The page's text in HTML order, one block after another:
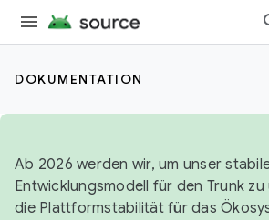
DOKUMENTATION
Ab 2026 werden wir, um unser
Entwicklungsmodell für den Trunk
die Plattformstabilität für das